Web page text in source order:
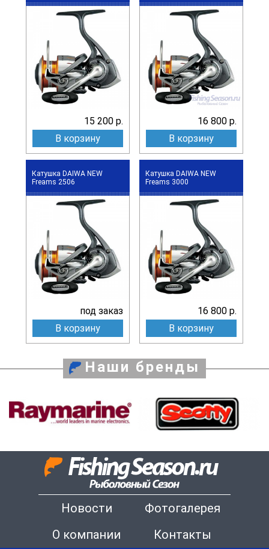
15 200 р.
В корзину
16 800 р.
В корзину
Катушка DAIWA NEW
Freams 2506
под заказ
В корзину
Катушка DAIWA NEW
Freams 3000
16 800 р.
В корзину
Наши бренды
Новости
Фотогалерея
О компании
Контакты